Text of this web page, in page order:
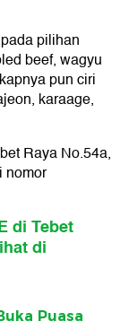
pilihan
beef, wagyu
pun ciri
karaage,
Raya No.54a,
nomor
di Tebet
di
Puasa